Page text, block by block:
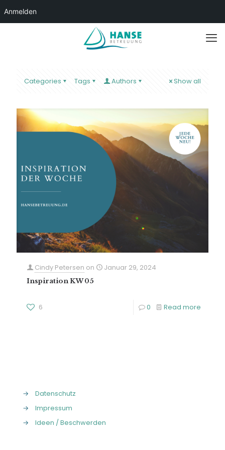
Categories Tags Authors Show all
Cindy Petersen on Januar 29, 2024
Inspiration KW 05
6 0 Read more
→
Datenschutz
→
Impressum
→
Ideen / Beschwerden
Anmelden